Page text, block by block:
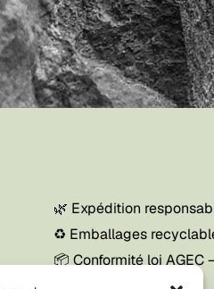
🌿 Expédition
♻️ Emballages
📦 Conformité loi AGEC